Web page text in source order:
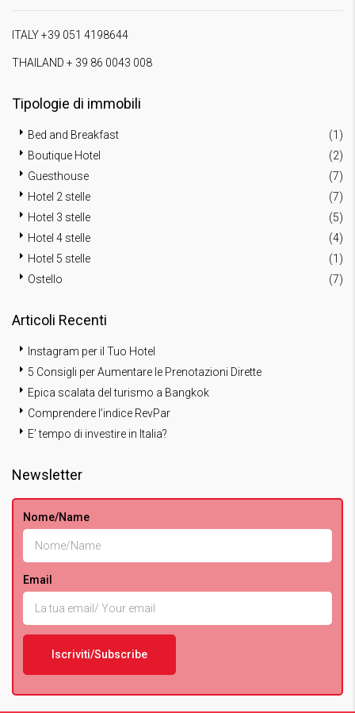
ITALY +39 051 4198644
THAILAND + 39 86 0043 008
Tipologie di immobili
Bed and Breakfast
(1)
Boutique Hotel
(2)
Guesthouse
(7)
Hotel 2 stelle
(7)
Hotel 3 stelle
(5)
Hotel 4 stelle
(4)
Hotel 5 stelle
(1)
Ostello
(7)
Articoli Recenti
Instagram per il Tuo Hotel
5 Consigli per Aumentare le Prenotazioni Dirette
Epica scalata del turismo a Bangkok
Comprendere l’indice RevPar
E’ tempo di investire in Italia?
Newsletter
Nome/Name
Email